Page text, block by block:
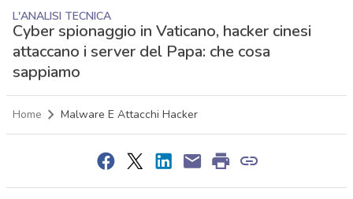
L'ANALISI TECNICA
Cyber spionaggio in Vaticano, hacker cinesi
attaccano i server del Papa: che cosa
sappiamo
Home Malware E Attacchi Hacker